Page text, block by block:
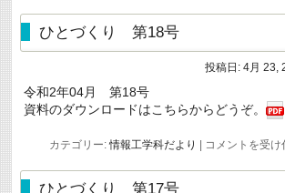
め・
ハ
ラ
ン
止
ひとづくり 第18号
投稿日: 4月 23,
令和2年04月 第18号
資料のダウンロードはこちらからどうぞ。
カテゴリー: 情報工学科だより
ひ
づ
コメントを受け
ひとづくり 第17号